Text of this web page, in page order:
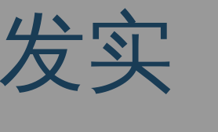
实